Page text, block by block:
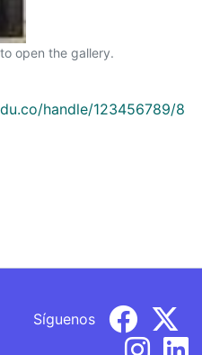
open the gallery.
handle/123456789/8
Síguenos